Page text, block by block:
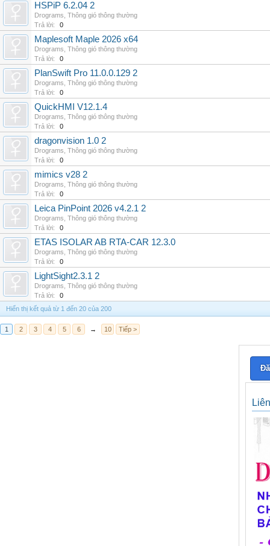
HSPiP 6.2.04 2
Drograms Thông gió thông thường
Trả lời:
0
Maplesoft Maple 2026 x64
Drograms Thông gió thông thường
Trả lời:
0
PlanSwift Pro 11.0.0.129 2
Drograms Thông gió thông thường
Trả lời:
0
QuickHMI V12.1.4
Drograms Thông gió thông thường
Trả lời:
0
dragonvision 1.0 2
Drograms Thông gió thông thường
Trả lời:
0
mimics v28 2
Drograms Thông gió thông thường
Trả lời:
0
Leica PinPoint 2026 v4.2.1 2
Drograms Thông gió thông thường
Trả lời:
0
ETAS ISOLAR AB RTA-CAR 12.3.0
Drograms Thông gió thông thường
Trả lời:
0
LightSight2.3.1 2
Drograms Thông gió thông thường
Trả lời:
0
Hiển thị kết quả từ 1 đến 20 của 200
1 2 3 4 5 6 → 10 Tiếp >